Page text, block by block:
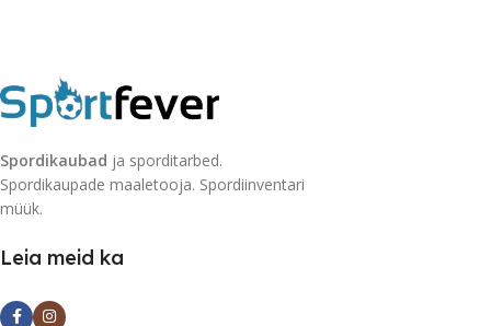
Spordikaubad ja sporditarbed.
Spordikaupade maaletooja. Spordiinventari
müük.
Leia meid ka